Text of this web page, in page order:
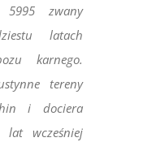
5995 zwany
latach
karnego.
tereny
i dociera
lat wcześniej